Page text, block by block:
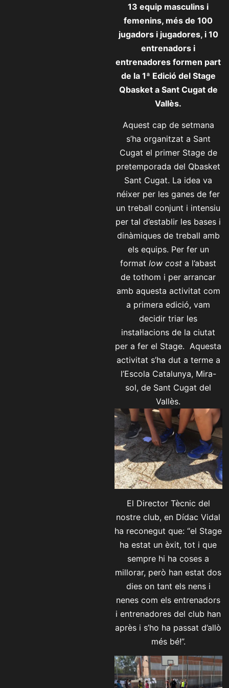
13 equip masculins i
femenins, més de 100
jugadors i jugadores, i 10
entrenadors i
entrenadores formen part
de la 1ª Edició del Stage
Qbasket a Sant Cugat de
Vallès.
Aquest cap de setmana
s’ha organitzat a Sant
Cugat el primer Stage de
pretemporada del Qbasket
Sant Cugat. La idea va
néixer per les ganes de fer
un treball conjunt i intensiu
per tal d’establir les bases i
dinàmiques de treball amb
els equips. Per fer un
formatlow cost a l’abast
de tothom i per arrancar
amb aquesta activitat com
a primera edició, vam
decidir triar les
instal·lacions de la ciutat
per a fer el Stage. Aquesta
activitat s’ha dut a terme a
l’Escola Catalunya, Mira-
sol, de Sant Cugat del
Vallès.
El Director Tècnic del
nostre club, en Dídac Vidal
ha reconegut que: “el Stage
ha estat un èxit, tot i que
sempre hi ha coses a
millorar, però han estat dos
dies on tant els nens i
nenes com els entrenadors
i entrenadores del club han
après i s’ho ha passat d’allò
més bé!”.